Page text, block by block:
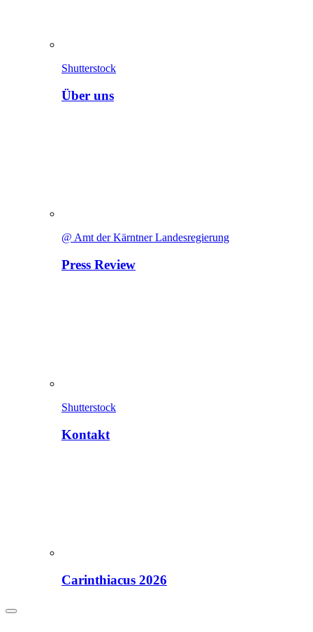
Shutterstock
Über uns
@ Amt der Kärntner Landesregierung
Press Review
Shutterstock
Kontakt
Carinthiacus 2026